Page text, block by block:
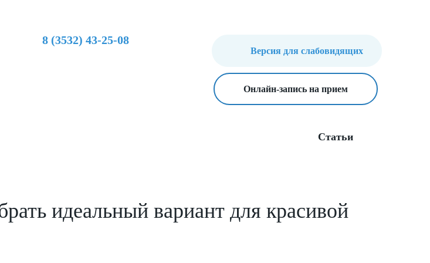
8 (3532) 43-25-08
Версия для слабовидящих
Онлайн-запись на прием
Статьи
идеальный вариант для красивой